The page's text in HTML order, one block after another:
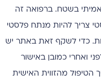
אמיתי בשטח. ברפואה זה
צריך להיות מנתח פלסטי
כדי לשקף זאת באתר יש
ואחרי כמובן באישור
הטיפול מהזווית האישית